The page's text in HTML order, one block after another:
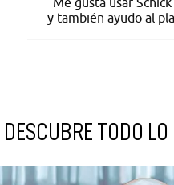
y también ayudo al
DESCUBRE TODO